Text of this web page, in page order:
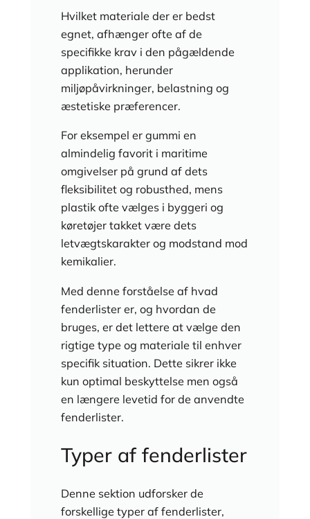
Hvilket materiale der er bedst
egnet, afhænger ofte af de
specifikke krav i den pågældende
applikation, herunder
miljøpåvirkninger, belastning og
æstetiske præferencer.
For eksempel er gummi en
almindelig favorit i maritime
omgivelser på grund af dets
fleksibilitet og robusthed, mens
plastik ofte vælges i byggeri og
køretøjer takket være dets
letvægtskarakter og modstand mod
kemikalier.
Med denne forståelse af hvad
fenderlister er, og hvordan de
bruges, er det lettere at vælge den
rigtige type og materiale til enhver
specifik situation. Dette sikrer ikke
kun optimal beskyttelse men også
en længere levetid for de anvendte
fenderlister.
Typer af fenderlister
Denne sektion udforsker de
forskellige typer af fenderlister,